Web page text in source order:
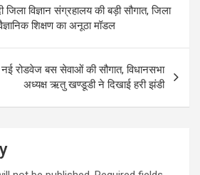
जिला विज्ञान संग्रहालय की बड़ी सौगात, जिला
शिक्षण का अनूठा मॉडल
नई रोडवेज बस सेवाओं की सौगात, विधानसभा
अध्यक्ष ऋतु खण्डूडी ने दिखाई हरी झंडी